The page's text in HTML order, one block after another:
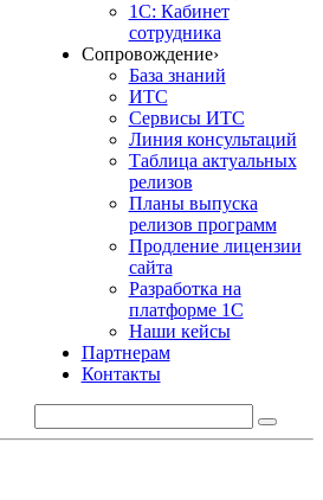
1С: Кабинет
сотрудника
Сопровождение›
База знаний
ИТС
Сервисы ИТС
Линия консультаций
Таблица актуальных
релизов
Планы выпуска
релизов программ
Продление лицензии
сайта
Разработка на
платформе 1С
Наши кейсы
Партнерам
Контакты